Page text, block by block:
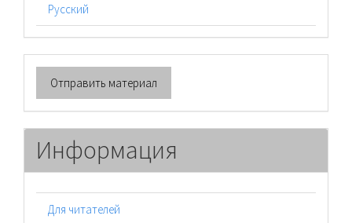
Русский
Отправить
материал
Отправить материал
Информация
Для читателей